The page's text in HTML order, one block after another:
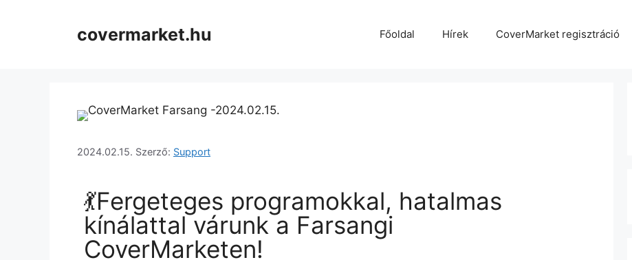
covermarket.hu Főoldal Hírek CoverMarket regisztráció
2024.02.15. Szerző: Support
💃Fergeteges programokkal, hatalmas
kínálattal várunk a Farsangi
CoverMarketen!